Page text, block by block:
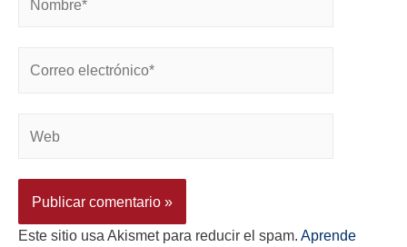
Este sitio usa Akismet para reducir el spam. Aprende